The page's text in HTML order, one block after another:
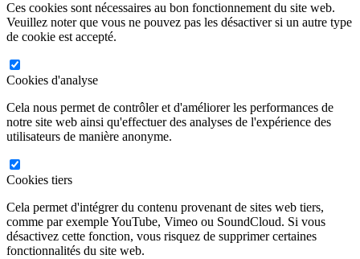
Ces cookies sont nécessaires au bon fonctionnement du site web.
Veuillez noter que vous ne pouvez pas les désactiver si un autre type
de cookie est accepté.
Cookies d'analyse
Cela nous permet de contrôler et d'améliorer les performances de
notre site web ainsi qu'effectuer des analyses de l'expérience des
utilisateurs de manière anonyme.
Cookies tiers
Cela permet d'intégrer du contenu provenant de sites web tiers,
comme par exemple YouTube, Vimeo ou SoundCloud. Si vous
désactivez cette fonction, vous risquez de supprimer certaines
fonctionnalités du site web.